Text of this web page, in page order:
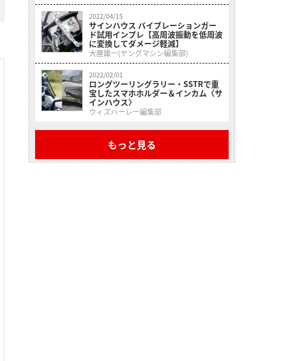
2022/04/15
サインハウス バイブレーションガー
ド試用インプレ【高周波振動を低周波
に変換してダメージ軽減】
大屋雄一(ヤングマシン編集部)
2022/02/01
ロングツーリングラリー・SSTRで重
宝したスマホホルダー＆インカム〈サ
インハウス〉
ウィズハーレー編集部
もっと見る